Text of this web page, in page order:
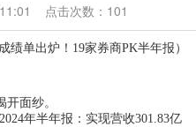
点击次数：101
绩单出炉！19家券商PK半年报）
面纱。
年半年报：实现营收301.83亿